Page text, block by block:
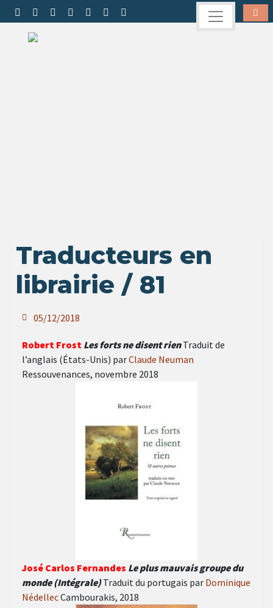
Traducteurs en
librairie / 81
05/12/2018
Robert Frost Les forts ne disent rienTraduit de
l’anglais (États-Unis) parClaude Neuman
Ressouvenances, novembre 2018
José Carlos Fernandes Le plus mauvais groupe du
monde (Intégrale)Traduit du portugais par Dominique
NédellecCambourakis, 2018